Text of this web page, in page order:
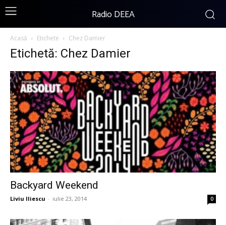
Radio DEEA
Acasă Etichete Chez Damier
Etichetă: Chez Damier
Backyard Weekend
Liviu Iliescu - iulie 23, 2014 0